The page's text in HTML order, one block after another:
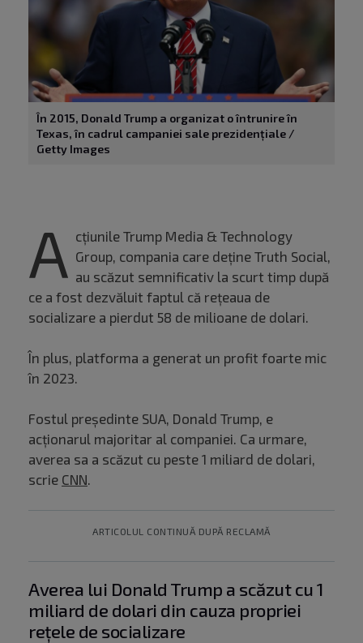
În 2015, Donald Trump a organizat o întrunire în
Texas, în cadrul campaniei sale prezidențiale /
Getty Images
A cțiunile Trump Media & Technology
Group, compania care deține Truth Social,
au scăzut semnificativ la scurt timp după
ce a fost dezvăluit faptul că rețeaua de
socializare a pierdut 58 de milioane de dolari.
În plus, platforma a generat un profit foarte mic
în 2023.
Fostul președinte SUA, Donald Trump, e
acționarul majoritar al companiei. Ca urmare,
averea sa a scăzut cu peste 1 miliard de dolari,
scrie CNN.
ARTICOLUL CONTINUĂ DUPĂ RECLAMĂ
Averea lui Donald Trump a scăzut cu 1
miliard de dolari din cauza propriei
rețele de socializare